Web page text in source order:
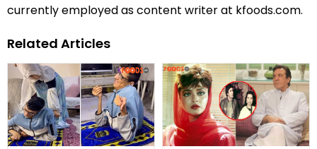
currently employed as content writer at kfoods.com.
Related Articles